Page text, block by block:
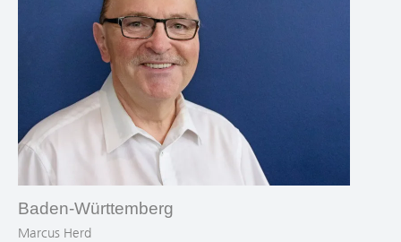
Baden-Württemberg
Marcus Herd